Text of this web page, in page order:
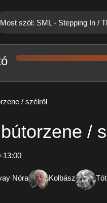
Most szól: SML - Stepping In /
/ szélről
/
13:00
Nóra Kolbász